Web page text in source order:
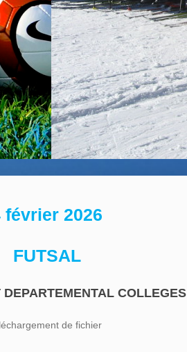
février 2026
FUTSAL
COLLEGES
de fichier